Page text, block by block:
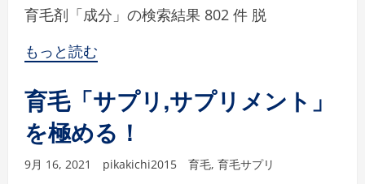
育毛剤「成分」の検索結果 802 件 脱
もっと読む
育毛「サプリ,サプリメント」
を極める！
9月 16, 2021 pikakichi2015 育毛, 育毛サプリ